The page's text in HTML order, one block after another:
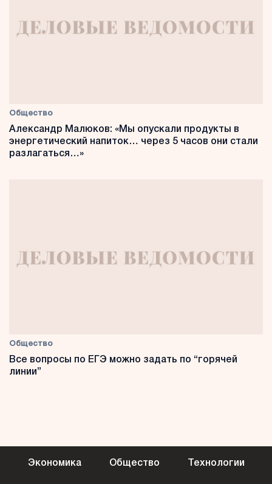
Общество
Александр Малюков: «Мы опускали продукты в
энергетический напиток… через 5 часов они стали
разлагаться…»
Общество
Все вопросы по ЕГЭ можно задать по “горячей
линии”
Экономика Общество Технологии